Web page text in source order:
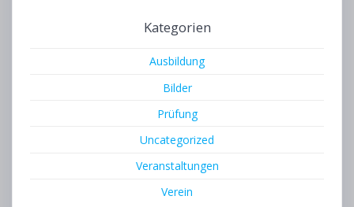
Kategorien
Ausbildung
Bilder
Prüfung
Uncategorized
Veranstaltungen
Verein